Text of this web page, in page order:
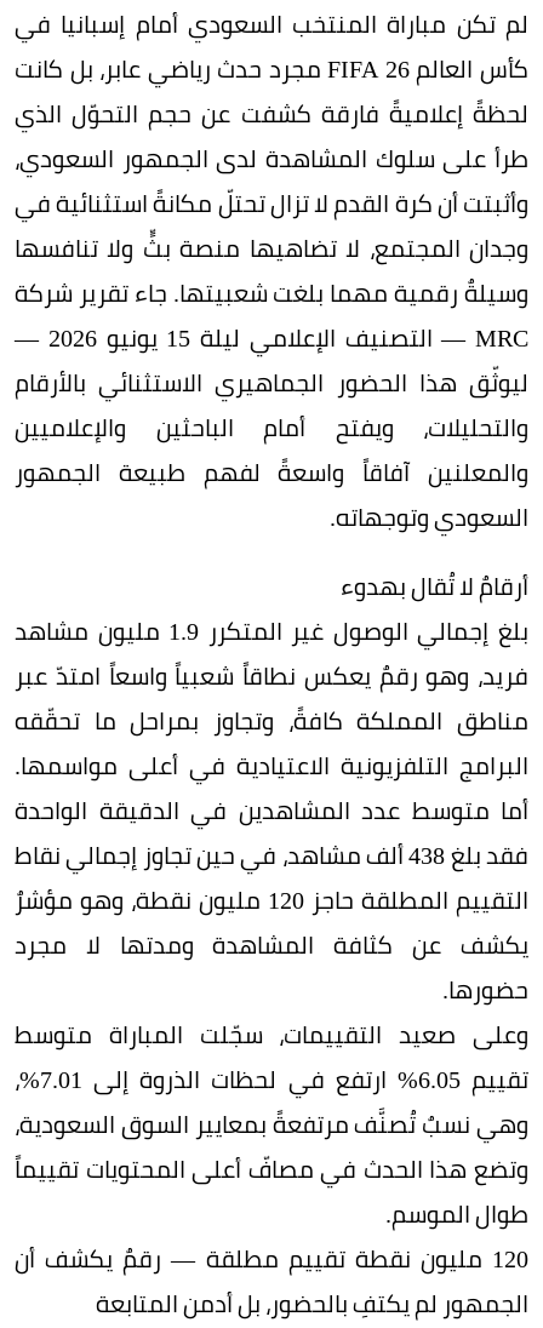
لم تكن مباراة المنتخب السعودي أمام إسبانيا في
كأس العالم FIFA 26 مجرد حدث رياضي عابر، بل كانت
لحظةً إعلاميةً فارقة كشفت عن حجم التحوّل الذي
طرأ على سلوك المشاهدة لدى الجمهور السعودي،
وأثبتت أن كرة القدم لا تزال تحتلّ مكانةً استثنائية في
وجدان المجتمع، لا تضاهيها منصة بثٍّ ولا تنافسها
وسيلةٌ رقمية مهما بلغت شعبيتها. جاء تقرير شركة
MRC — التصنيف الإعلامي ليلة 15 يونيو 2026 —
ليوثّق هذا الحضور الجماهيري الاستثنائي بالأرقام
والتحليلات، ويفتح أمام الباحثين والإعلاميين
والمعلنين آفاقاً واسعةً لفهم طبيعة الجمهور
السعودي وتوجهاته.
أرقامٌ لا تُقال بهدوء
بلغ إجمالي الوصول غير المتكرر 1.9 مليون مشاهد
فريد، وهو رقمٌ يعكس نطاقاً شعبياً واسعاً امتدّ عبر
مناطق المملكة كافةً، وتجاوز بمراحل ما تحقّقه
البرامج التلفزيونية الاعتيادية في أعلى مواسمها.
أما متوسط عدد المشاهدين في الدقيقة الواحدة
فقد بلغ 438 ألف مشاهد، في حين تجاوز إجمالي نقاط
التقييم المطلقة حاجز 120 مليون نقطة، وهو مؤشرٌ
يكشف عن كثافة المشاهدة ومدتها لا مجرد
حضورها.
وعلى صعيد التقييمات، سجّلت المباراة متوسط
تقييم 6.05% ارتفع في لحظات الذروة إلى 7.01%،
وهي نسبٌ تُصنَّف مرتفعةً بمعايير السوق السعودية،
وتضع هذا الحدث في مصافّ أعلى المحتويات تقييماً
طوال الموسم.
120 مليون نقطة تقييم مطلقة — رقمٌ يكشف أن
الجمهور لم يكتفِ بالحضور، بل أدمن المتابعة